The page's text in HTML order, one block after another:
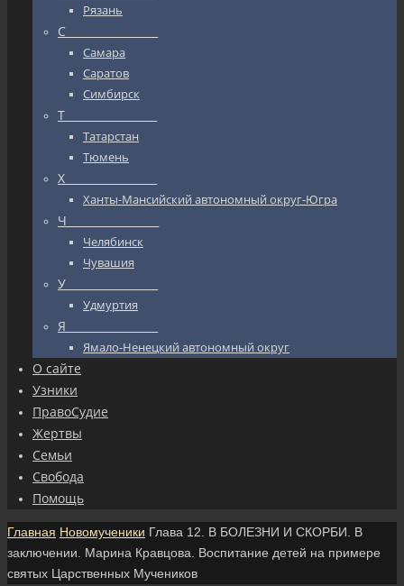
Рязань
С_________________
Самара
Саратов
Симбирск
Т_________________
Татарстан
Тюмень
Х_________________
Ханты-Мансийский автономный округ-Югра
Ч_________________
Челябинск
Чувашия
У_________________
Удмуртия
Я_________________
Ямало-Ненецкий автономный округ
О сайте
Узники
ПравоСудие
Жертвы
Семьи
Свобода
Помощь
Главная Новомученики Глава 12. В БОЛЕЗНИ И СКОРБИ. В
заключении. Марина Кравцова. Воспитание детей на примере
святых Царственных Мучеников